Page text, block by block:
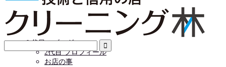
サービス
料金について
店舗情報
お問い合わせ
２代目のブログ
2代目 プロフィール
お店の事